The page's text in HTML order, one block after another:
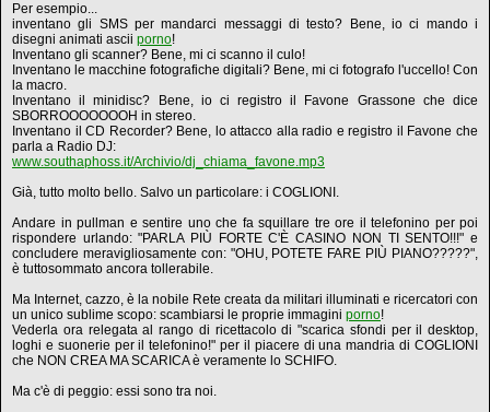
Per esempio...
inventano gli SMS per mandarci messaggi di testo? Bene, io ci mando i
disegni animati ascii porno!
Inventano gli scanner? Bene, mi ci scanno il culo!
Inventano le macchine fotografiche digitali? Bene, mi ci fotografo l'uccello! Con
la macro.
Inventano il minidisc? Bene, io ci registro il Favone Grassone che dice
SBORROOOOOOOH in stereo.
Inventano il CD Recorder? Bene, lo attacco alla radio e registro il Favone che
parla a Radio DJ:
www.southaphoss.it/Archivio/dj_chiama_favone.mp3
Già, tutto molto bello. Salvo un particolare: i COGLIONI.
Andare in pullman e sentire uno che fa squillare tre ore il telefonino per poi
rispondere urlando: "PARLA PIÙ FORTE C'È CASINO NON TI SENTO!!!" e
concludere meravigliosamente con: "OHU, POTETE FARE PIÙ PIANO?????",
è tuttosommato ancora tollerabile.
Ma Internet, cazzo, è la nobile Rete creata da militari illuminati e ricercatori con
un unico sublime scopo: scambiarsi le proprie immagini porno!
Vederla ora relegata al rango di ricettacolo di "scarica sfondi per il desktop,
loghi e suonerie per il telefonino!" per il piacere di una mandria di COGLIONI
che NON CREA MA SCARICA è veramente lo SCHIFO.
Ma c'è di peggio: essi sono tra noi.